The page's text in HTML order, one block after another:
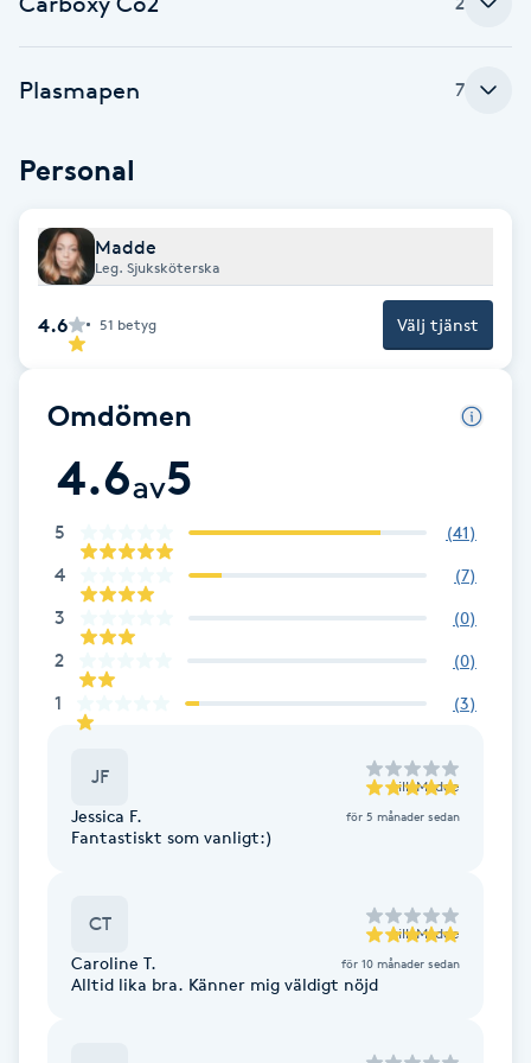
Brynformning
Brynfärgning
Brynplockning
Bröllopsuppsättning
Celluliter
Coachning
Color correction
Cryoterapi
Damklippning
Dermapen
Extensions
Extensions borttagning
Plasmapen 7
Personal
Madde
Leg. Sjuksköterska
4.6 51 betyg Välj tjänst
Omdömen
4.6av5
5 (41)
4 (7)
3 (0)
2 (0)
1 (3)
JF till Madde
Jessica F. för 5 månader sedan
Fantastiskt som vanligt:)
CT till Madde
Caroline T. för 10 månader sedan
Alltid lika bra. Känner mig väldigt nöjd